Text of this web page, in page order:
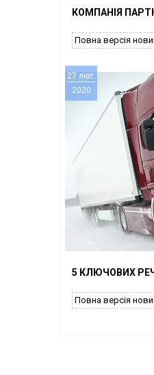
КОМПАНІЯ
Повна версія
27 лют.
2020
5 КЛЮЧОВИХ
Повна версія